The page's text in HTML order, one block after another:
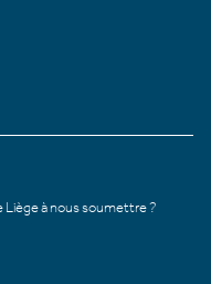
Liège à nous soumettre ?